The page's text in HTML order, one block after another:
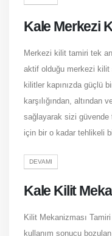
Kale Merkezi
Merkezi kilit tamiri tek
aktif olduğu merkezi
kilitler kapınızda güçlü
karşılığından, altından
sağlayarak sizi güvende
için bir o kadar tehlikeli
DEVAMI
Kale Kilit
Kilit Mekanizması
kullanım sonucu